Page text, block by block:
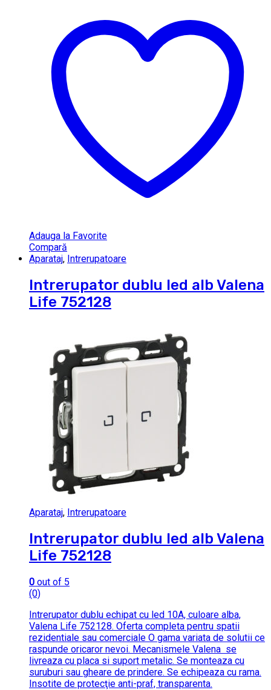
Adauga la Favorite
Compară
Aparataj, Intrerupatoare
Intrerupator dublu led alb Valena
Life 752128
Aparataj, Intrerupatoare
Intrerupator dublu led alb Valena
Life 752128
0 out of 5
(0)
Intrerupator dublu echipat cu led 10A, culoare alba,
Valena Life 752128. Oferta completa pentru spatii
rezidentiale sau comerciale O gama variata de solutii ce
raspunde oricaror nevoi. Mecanismele Valena se
livreaza cu placa si suport metalic. Se monteaza cu
suruburi sau gheare de prindere. Se echipeaza cu rama.
Insotite de protecţie anti-praf, transparenta.